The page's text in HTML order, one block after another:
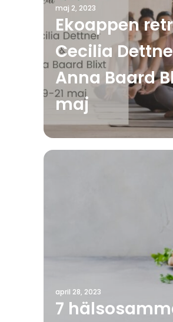
maj 2, 2023
Ekoappen
Cecilia
Anna Baard
maj
april 28, 2023
7